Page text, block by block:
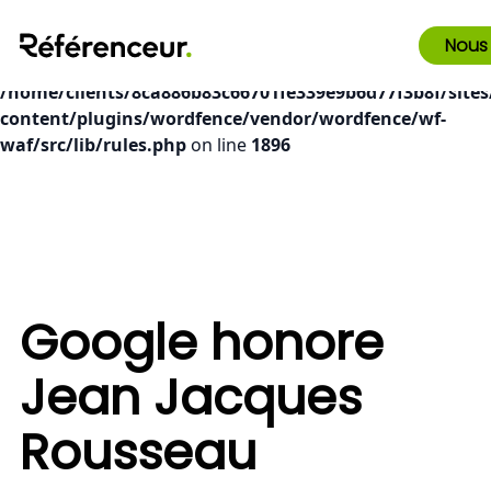
Deprecated: preg_replace(): Passing null to parameter #3
($subject) of type array|string is deprecated in
/home/clients/8ca886b83c66701fe339e9b6d77f3b8f/
content/plugins/wordfence/vendor/wordfence/wf-
waf/src/lib/rules.phpon line 1896
Google honore
Jean Jacques
Rousseau